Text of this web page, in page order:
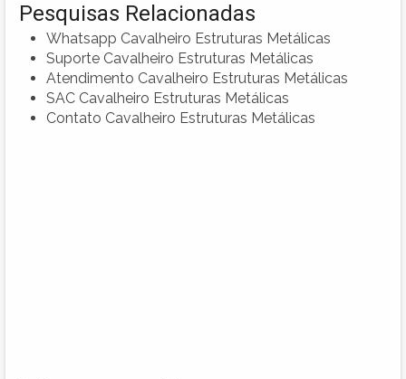
Pesquisas Relacionadas
Whatsapp Cavalheiro Estruturas Metálicas
Suporte Cavalheiro Estruturas Metálicas
Atendimento Cavalheiro Estruturas Metálicas
SAC Cavalheiro Estruturas Metálicas
Contato Cavalheiro Estruturas Metálicas